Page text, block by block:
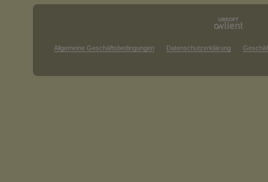
Allgemeine Geschäftsbedingungen Datenschutzerklärung